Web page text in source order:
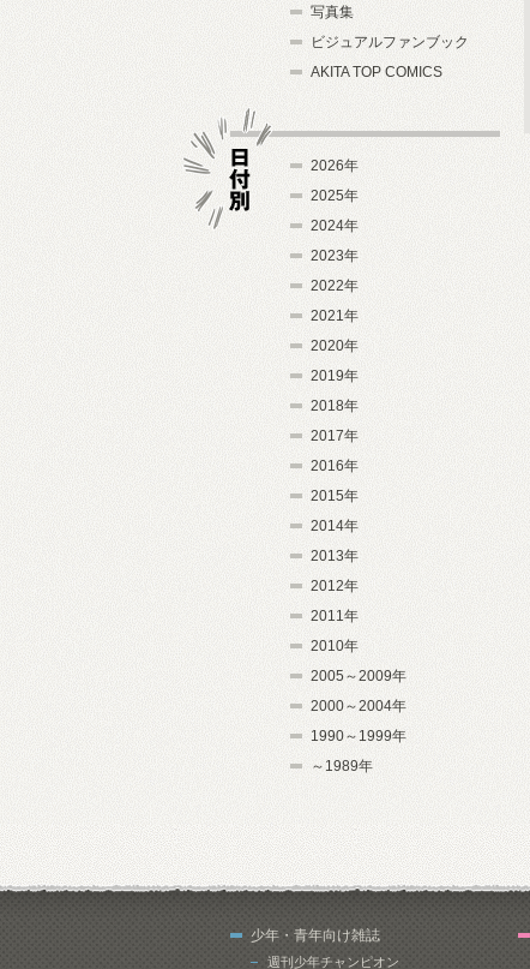
写真集
ビジュアルファンブック
AKITA TOP COMICS
2026年
2025年
2024年
2023年
2022年
2021年
2020年
2019年
2018年
2017年
2016年
2015年
2014年
2013年
2012年
2011年
2010年
2005～2009年
2000～2004年
1990～1999年
～1989年
少年・青年向け雑誌
週刊少年チャンピオン